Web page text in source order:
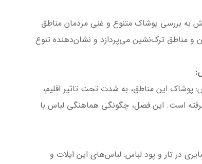
به بررسی پوشاک متنوع و غنی مردمان مناطق
و مناطق ترک‌نشین می‌پردازد و نشان‌دهنده تنوع
پوشاک این مناطق، به شدت تحت تاثیر اقلیم،
است. این فصل، چگونگی هماهنگی لباس با
در تار و پود لباس: لباس‌های این ایلات و